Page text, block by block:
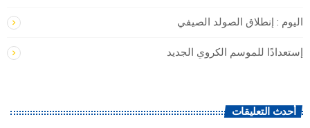
اليوم : إنطلاق الصولد الصيفي
إستعدادًا للموسم الكروي الجديد
أحدث التعليقات